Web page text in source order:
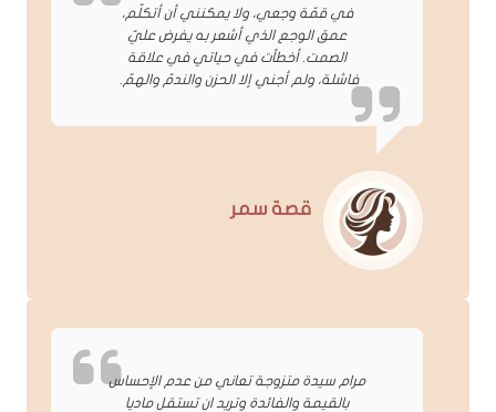
في قمّة وجعي، ولا يمكنني أن أتكلّم،
عمق الوجع الذي أشعر به يفرض عليّ
الصمت. أخطأت في حياتي في علاقة
فاشلة، ولم أجني إلا الحزن والندمّ والهمّ.
قصة سمر
مرام سيدة متزوجة تعاني من عدم الإحساس
بالقيمة والفائدة وتريد ان تستقل ماديا